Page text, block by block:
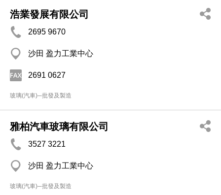
浩業發展有限公司
2695 9670
沙田 盈力工業中心
2691 0627
玻璃(汽車)─批發及製造
雅柏汽車玻璃有限公司
3527 3221
沙田 盈力工業中心
玻璃(汽車)─批發及製造